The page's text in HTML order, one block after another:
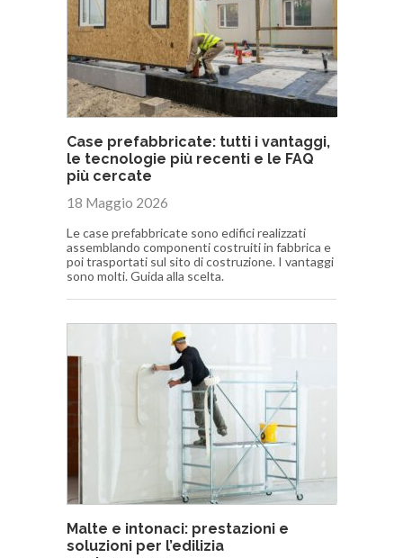
Case prefabbricate: tutti i vantaggi,
le tecnologie più recenti e le FAQ
più cercate
18 Maggio 2026
Le case prefabbricate sono edifici realizzati
assemblando componenti costruiti in fabbrica e
poi trasportati sul sito di costruzione. I vantaggi
sono molti. Guida alla scelta.
Malte e intonaci: prestazioni e
soluzioni per l’edilizia